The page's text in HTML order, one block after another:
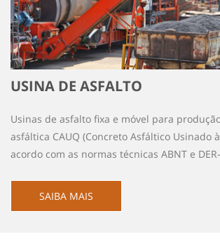
USINA DE ASFALTO
Usinas de asfalto fixa e móvel para
asfáltica CAUQ (Concreto Asfáltico Usinado
acordo com as normas técnicas ABNT e
SAIBA MAIS